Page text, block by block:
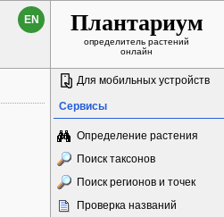
EN Плантариум
определитель растений
онлайн
Для мобильных устройств
Сервисы
Определение растения
Поиск таксонов
Поиск регионов и точек
Проверка названий